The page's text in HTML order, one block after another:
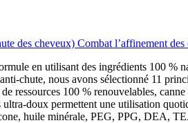
des cheveux) Combat l’affinement
en utilisant des ingrédients 100 %
chute, nous avons sélectionné 11
ressources 100 % renouvelables,
ultra-doux permettent une utilisation
huile minérale, PEG, PPG, DEA,